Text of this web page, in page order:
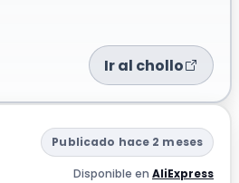
Ir al chollo
Publicado hace 2 meses
Disponible en AliExpress